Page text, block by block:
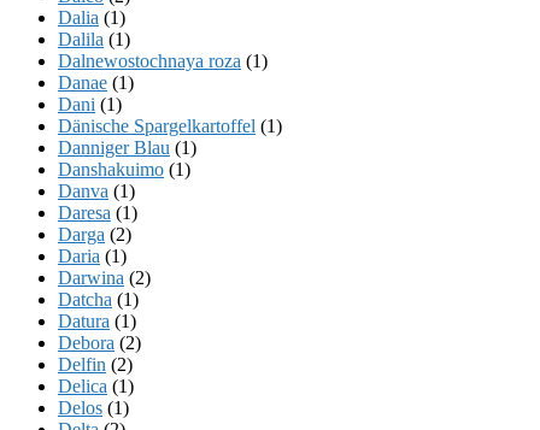
Dalia (1)
Dalila (1)
Dalnewostochnaya roza (1)
Danae (1)
Dani (1)
Dänische Spargelkartoffel (1)
Danniger Blau (1)
Danshakuimo (1)
Danva (1)
Daresa (1)
Darga (2)
Daria (1)
Darwina (2)
Datcha (1)
Datura (1)
Debora (2)
Delfin (2)
Delica (1)
Delos (1)